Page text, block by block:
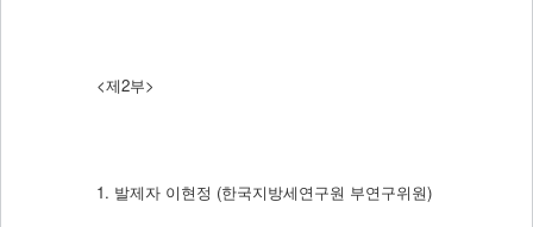
<제2부>
1. 발제자 이현정 (한국지방세연구원 부연구위원)